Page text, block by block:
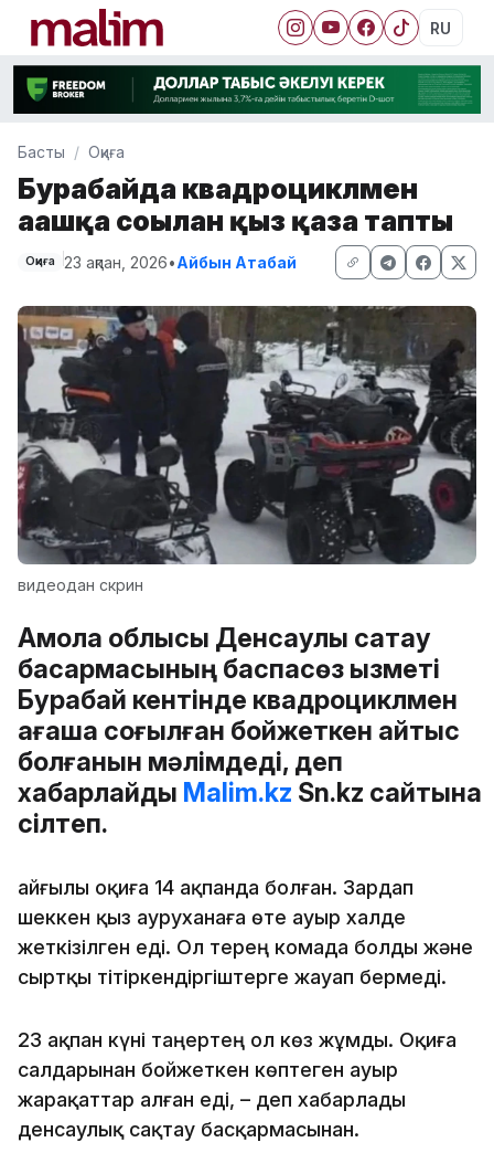
RU
Басты Оқиға
Бурабайда квадроциклмен
ағашқа соғылған қыз қаза тапты
Оқиға 23 ақпан, 2026•Айбын Атабай
видеодан скрин
Ақмола облысы Денсаулық сақтау
басқармасының баспасөз қызметі
Бурабай кентінде квадроциклмен
ағашқа соғылған бойжеткен қайтыс
болғанын мәлімдеді, деп
хабарлайды Malim.kz Sn.kz сайтына
сілтеп.
Қайғылы оқиға 14 ақпанда болған. Зардап
шеккен қыз ауруханаға өте ауыр халде
жеткізілген еді. Ол терең комада болды және
сыртқы тітіркендіргіштерге жауап бермеді.
23 ақпан күні таңертең ол көз жұмды. Оқиға
салдарынан бойжеткен көптеген ауыр
жарақаттар алған еді, – деп хабарлады
денсаулық сақтау басқармасынан.